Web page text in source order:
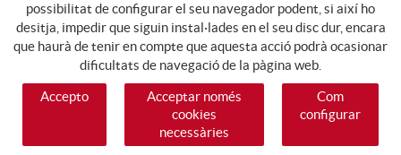
possibilitat de configurar el seu navegador podent, si així ho
desitja, impedir que siguin instal·lades en el seu disc dur, encara
que haurà de tenir en compte que aquesta acció podrà ocasionar
dificultats de navegació de la pàgina web.
Accepto
Acceptar només
cookies
necessàries
Com
configurar